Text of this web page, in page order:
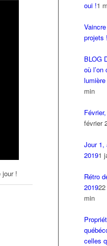
jour !
oui !1
projets
BLOG
où
min
février
Jour 1,
20191
Rétro
2019
min
celles